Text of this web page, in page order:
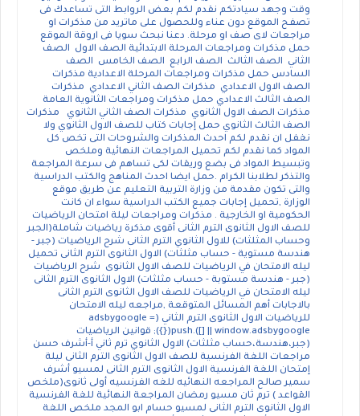
وقت وجهد سيادتكم نقدم لكم بعض الروابط التى تساعدك فى
تصفح الموقع دون عناء وللحصول على ماتريد من مذكرات او
مراجعات لاى صف او مرحلة. دعنا نبحث سويا فى اروقة الموقع
حمل مذكرات ومراجعات المرحلة الابتدائية الصف الاول الصف
الثاني الصف الثالث الصف الرابع الصف الخامس الصف
السادس حمل مذكرات ومراجعات المرحلة الاعدادية مذكرات
الصف الاول الاعدادي مذكرات الصف الثاني الاعدادي مذكرات
الصف الثالث الاعدادي حمل مذكرات ومراجعات الثانوية العامة
مذكرات الصف الاول الثانوي مذكرات الصف الثاني الثانوي مذكرات
الصف الثالث الثانوي حمل إجابات كتاب للصف الاول الثانوي ولا
نغفل ان نقدم لكم احدث المذكرات والشروحات التى تخص كل
المواد كما نقدم لكم تحميل المراجعات النهائية وملخص
وتبسيط المواد فى بضع وريقات لكى تساهم فى سرعة المراجعة
والتذكر لطلابنا الكرام .حمل ايضا احدث المناهج والكتب الدراسية
والتى تكون مقدمة من وزارة التربية التعليم عن طريق موقع
الوزارة ,تحميل إجابات جميع الكتب الدراسية سواء ان كانت
الحكومية او الخارجية . مذكرات ومراجعات ليلة امتحان الرياضيات
للصف الاول الثانوى الترم الثانى أقوى مذكرة رياضيات شاملة(الجبر
وحساب المثلثات) للاول الثانوي الترم الثانى شرح الرياضيات (جبر -
هندسة مستوية - حساب مثلثات) الاول الثانوى الترم الثانى تحميل
ليله الامتحان في الرياضيات للصف الاول الثانوى شرح الرياضيات
(جبر - هندسة مستوبة - حساب مثلثات) الاول الثانوى الترم الثانى
ليله الامتحان في الرياضيات للصف الاول الثانوى الترم الثانى
بالاجابات أهم المسائل المتوقعة ,مراجعه ليله الامتحان
للرياضيات الاول الثانوى الترم الثاني (adsbygoogle =
window.adsbygoogle || []).push({}); قوانين الرياضيات
(جبر،هندسة،حساب مثلثات) الاول الثانوي ترم ثاني أ-أشرف حسن
مراجعات اللغة الفرنسية للصف الاول الثانوى الترم الثانى ليلة
إمتحان اللغة الفرنسية الاول الثانوى الترم الثانى لمسيو أشرف
سمير صالح المراجعه النهائيه للغه الفرنسيه أولى ثانوى(ملخص
القواعد ) ترم ثان مسيو رمضان المراجعة النهائية للغة الفرنسية
الاول الثانوى الترم الثانى لمسيو حسام ابو المجد ملخص اللغة